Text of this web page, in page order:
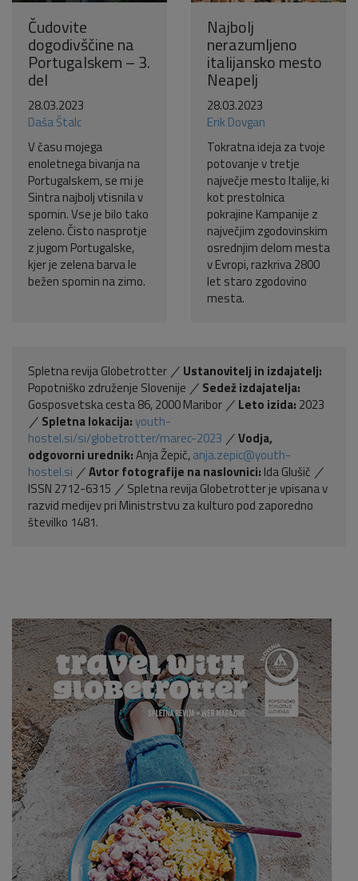
Čudovite
dogodivščine na
Portugalskem – 3.
del
28.03.2023
Daša Štalc
V času mojega
enoletnega bivanja na
Portugalskem, se mi je
Sintra najbolj vtisnila v
spomin. Vse je bilo tako
zeleno. Čisto nasprotje
z jugom Portugalske,
kjer je zelena barva le
bežen spomin na zimo.
Najbolj
nerazumljeno
italijansko mesto
Neapelj
28.03.2023
Erik Dovgan
Tokratna ideja za tvoje
potovanje v tretje
največje mesto Italije, ki
kot prestolnica
pokrajine Kampanije z
največjim zgodovinskim
osrednjim delom mesta
v Evropi, razkriva 2800
let staro zgodovino
mesta.
Spletna revija Globetrotter
Ustanovitelj in izdajatelj:
Popotniško združenje Slovenije
Sedež izdajatelja:
Gosposvetska cesta 86, 2000 Maribor
Leto izida: 2023
Spletna lokacija:youth-
hostel.si/si/globetrotter/marec-2023
Vodja,
odgovorni urednik:Anja Žepič,anja.zepic@youth-
hostel.si
Avtor fotografije na naslovnici: Ida Glušič
ISSN 2712-6315
Spletna revija Globetrotter je vpisana v
razvid medijev pri Ministrstvu za kulturo pod zaporedno
številko 1481.